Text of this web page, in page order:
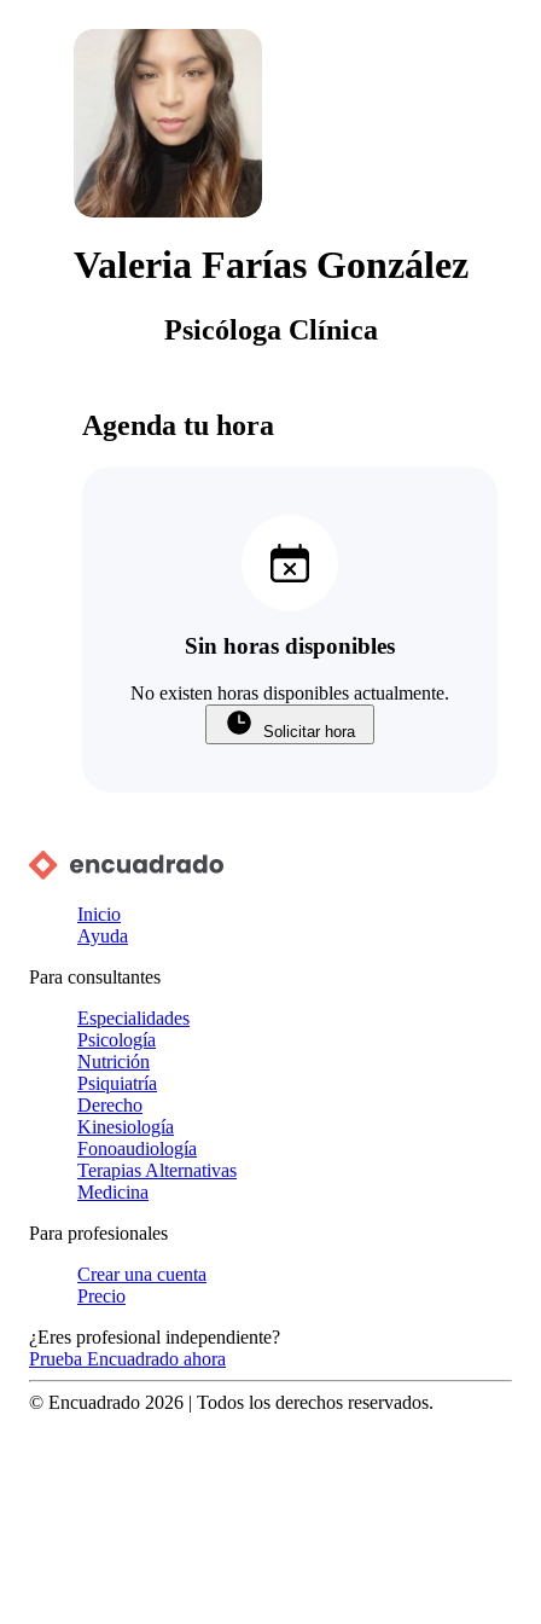
Valeria Farías González
Psicóloga Clínica
Agenda tu hora
Sin horas disponibles
No existen horas disponibles actualmente.
Solicitar hora
Inicio
Ayuda
Para consultantes
Especialidades
Psicología
Nutrición
Psiquiatría
Derecho
Kinesiología
Fonoaudiología
Terapias Alternativas
Medicina
Para profesionales
Crear una cuenta
Precio
¿Eres profesional independiente?
Prueba Encuadrado ahora
© Encuadrado 2026 | Todos los derechos reservados.